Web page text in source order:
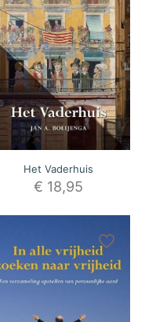
Het Vaderhuis
€ 18,95